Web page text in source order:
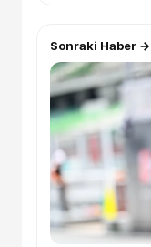
Sonraki Haber →